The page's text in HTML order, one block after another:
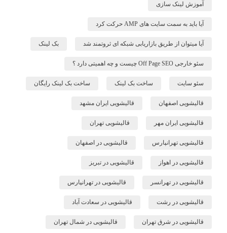
آموزش لینک سازی
آیا باید به سمت سایت های AMP حرکت کرد
آیا میتوان از طریق بازاریابی شبکه ای ثروتمند شد بک لینک
سئو خارجی Off Page SEO چیست و چه اهمیتی دارد ؟
سئو سایت ساخت بک لینک ساخت بک لینک رایگان
قالیشویی اصفهان قالیشویی ایران مشهد
قالیشویی ایران مهر قالیشویی تهران
قالیشویی تهرانپارس قالیشویی در اصفهان
قالیشویی در اهواز قالیشویی در تبریز
قالیشویی در تهرانسر قالیشویی در تهرانپارس
قالیشویی در رشت قالیشویی در سعادت آباد
قالیشویی در شرق تهران قالیشویی در شمال تهران